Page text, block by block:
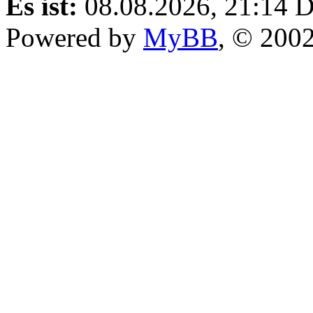
Powered by MyBB, ©